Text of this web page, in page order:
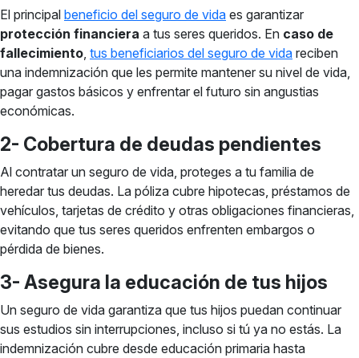
El principal beneficio del seguro de vida es garantizar
protección financiera a tus seres queridos. En caso de
fallecimiento, tus beneficiarios del seguro de vida reciben
una indemnización que les permite mantener su nivel de vida,
pagar gastos básicos y enfrentar el futuro sin angustias
económicas.
2- Cobertura de deudas pendientes
Al contratar un seguro de vida, proteges a tu familia de
heredar tus deudas. La póliza cubre hipotecas, préstamos de
vehículos, tarjetas de crédito y otras obligaciones financieras,
evitando que tus seres queridos enfrenten embargos o
pérdida de bienes.
3- Asegura la educación de tus hijos
Un seguro de vida garantiza que tus hijos puedan continuar
sus estudios sin interrupciones, incluso si tú ya no estás. La
indemnización cubre desde educación primaria hasta